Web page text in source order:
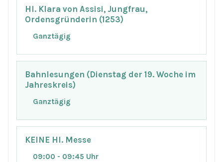
Hl. Klara von Assisi, Jungfrau,
Ordensgründerin (1253)
Ganztägig
Bahnlesungen (Dienstag der 19. Woche im
Jahreskreis)
Ganztägig
KEINE Hl. Messe
09:00 - 09:45 Uhr